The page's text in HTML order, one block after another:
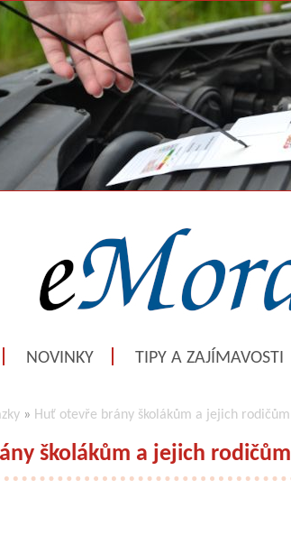
NOVINKY TIPY A ZAJÍMAVOSTI
» Huť otevře brány školákům a jejich rodičům
školákům a jejich rodičům